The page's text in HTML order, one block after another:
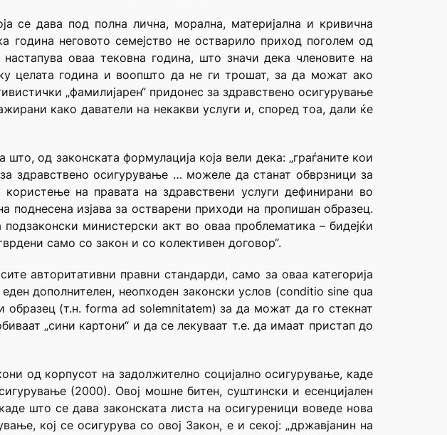
се дава под полна лична, морална, материјална и кривична
година неговото семејство не остварило приход поголем од
оваа тековна година, што значи дека членовите на
целата година и воопшто да не ги трошат, за да можат ако
„фамилијарен“ придонес за здравствено осигурување
како даватели на некакви услуги и, според тоа, дали ќе
од законската формулација која вели дека: „граѓаните кои
здравствено осигурување … можеле да станат обврзници за
на правата на здравствени услуги дефинирани во
поднесена изјава за остварени приходи на пропишан образец.
министерски акт во оваа проблематика – бидејќи
само со закон и со колективен договор“.
авторитативни правни стандарди, само за оваа категорија
дополнителен, неопходен законски услов (conditio sine qua
(т.н. forma ad solemnitatem) за да можат да го стекнат
„сини картони“ и да се лекуваат т.е. да имаат пристап до
од корпусот на задолжително социјално осигурување, каде
(2000). Овој мошне битен, суштински и есенцијален
што се дава законската листа на осигуреници воведе нова
кој се осигурува со овој Закон, е и секој: „државјанин на